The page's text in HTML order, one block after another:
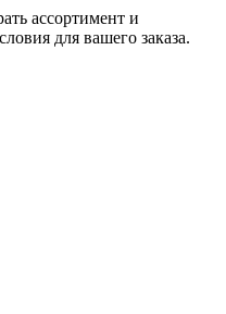
ассортимент и
для вашего заказа.